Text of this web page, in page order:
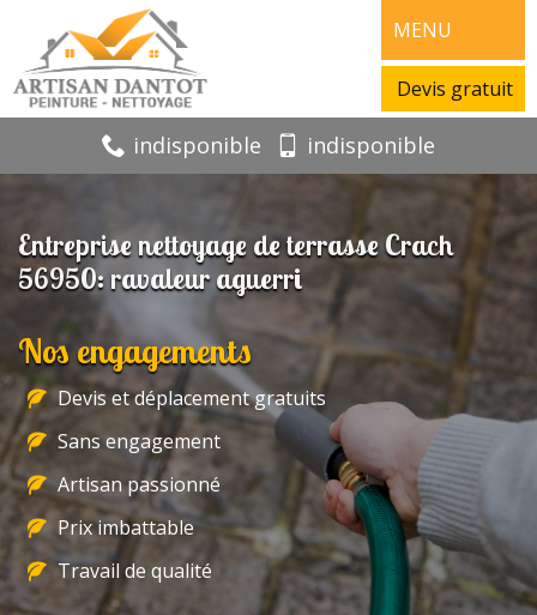
MENU
Devis gratuit
indisponible indisponible
Entreprise nettoyage de terrasse Crach
56950: ravaleur aguerri
Nos engagements
Devis et déplacement gratuits
Sans engagement
Artisan passionné
Prix imbattable
Travail de qualité